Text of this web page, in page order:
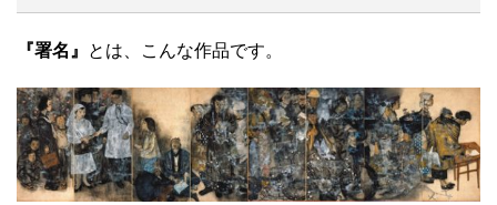
『署名』 とは、こんな作品です。